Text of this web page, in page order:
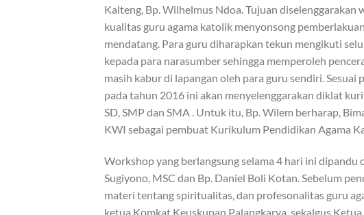
Kalteng, Bp. Wilhelmus Ndoa. Tujuan
kualitas guru agama katolik menyonsong
mendatang. Para guru diharapkan tekun mengikuti
kepada para narasumber sehingga memperoleh
masih kabur di lapangan oleh para guru sendiri.
pada tahun 2016 ini akan menyelenggarakan diklat
SD, SMP dan SMA . Untuk itu, Bp. Wilem berharap,
KWI sebagai pembuat Kurikulum Pendidikan Agama
Workshop yang berlangsung selama 4 hari ini
Sugiyono, MSC dan Bp. Daniel Boli Kotan. Sebelum
materi tentang spiritualitas, dan profesonalitas guru
ketua Komkat Keuskupan Palangkarya, sekalgus